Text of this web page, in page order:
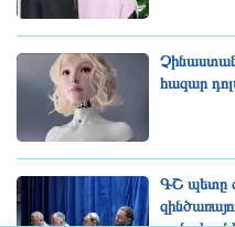
հազար
ԳՇ պետը